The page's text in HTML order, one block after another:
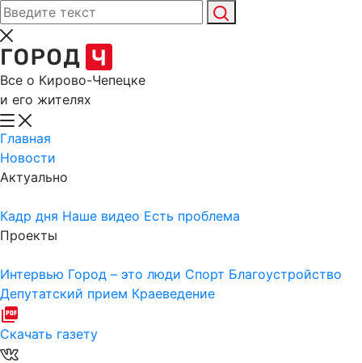
Все о Кирово-Чепецке
и его жителях
Главная
Новости
Актуально
Кадр дня Наше видео Есть проблема
Проекты
Интервью Город – это люди Спорт Благоустройство
Депутатский прием Краеведение
Скачать газету